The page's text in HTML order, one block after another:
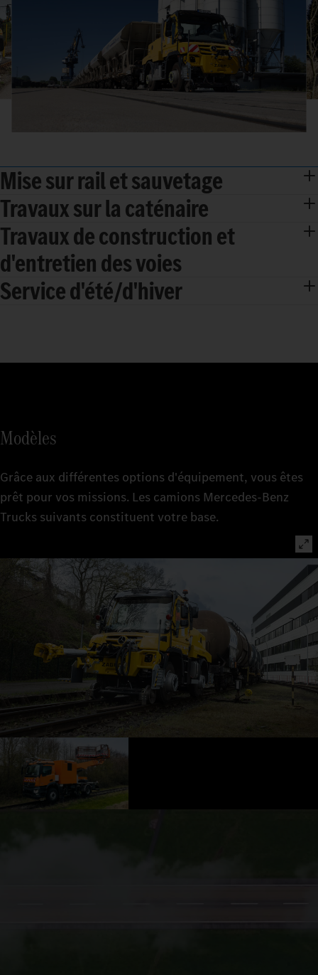
Mise sur rail et sauvetage
Travaux sur la caténaire
Travaux de construction et
d'entretien des voies
Service d'été/d'hiver
Modèles
Grâce aux différentes options d'équipement, vous êtes
prêt pour vos missions. Les camions Mercedes-Benz
Trucks suivants constituent votre base.